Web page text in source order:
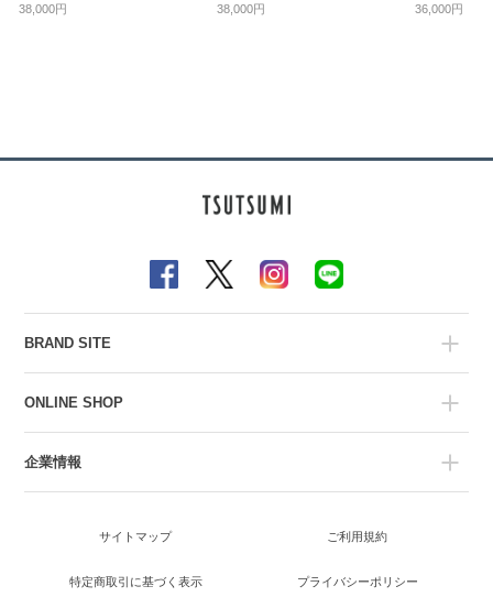
38,000円 38,000円 36,000円
BRAND SITE
ONLINE SHOP
企業情報
サイトマップ ご利用規約
特定商取引に基づく表示 プライバシーポリシー